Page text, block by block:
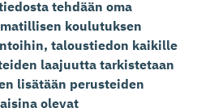
tehdään oma
koulutuksen
taloustiedon kaikille
laajuutta tarkistetaan
lisätään perusteiden
olevat